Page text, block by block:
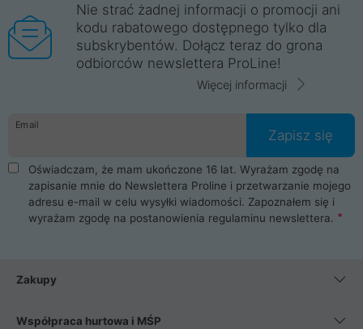
Nie strać żadnej informacji o promocji ani
kodu rabatowego dostępnego tylko dla
subskrybentów. Dołącz teraz do grona
odbiorców newslettera ProLine!
Więcej informacji
Email
Zapisz się
Oświadczam, że mam ukończone 16 lat. Wyrażam zgodę na
zapisanie mnie do Newslettera Proline i przetwarzanie mojego
adresu e-mail w celu wysyłki wiadomości. Zapoznałem się i
wyrażam zgodę na postanowienia regulaminu newslettera.
Zakupy
Współpraca hurtowa i MŚP